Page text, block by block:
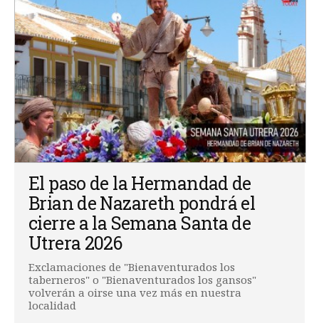
El paso de la Hermandad de
Brian de Nazareth pondrá el
cierre a la Semana Santa de
Utrera 2026
Exclamaciones de "Bienaventurados los
taberneros" o "Bienaventurados los gansos"
volverán a oirse una vez más en nuestra
localidad